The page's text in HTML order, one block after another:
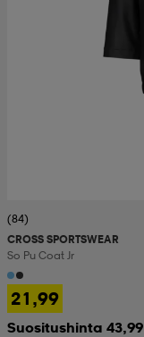
(84)
CROSS SPORTSWEAR
So Pu Coat Jr
21,99
Suositushinta 43,99